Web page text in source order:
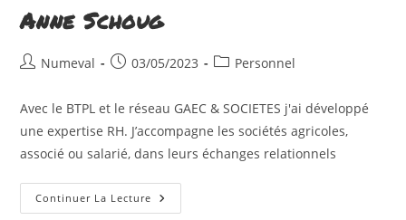
Anne Schoug
Auteur/autrice
la
publication :
Numeval
Publication
03/05/2023
PostPersonnel
Avec le BTPL et le réseau GAEC & SOCIETES j'ai développé
une expertise RH. J’accompagne les sociétés agricoles,
associé ou salarié, dans leurs échanges relationnels
Continuer La Lecture Anne
Schoug